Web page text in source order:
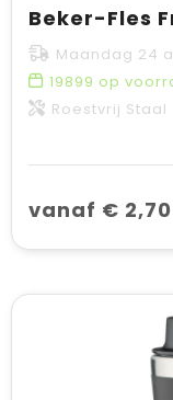
Beker-Fles
Maandag 24
19899 op
Roestvrij Staal
vanaf € 2,70